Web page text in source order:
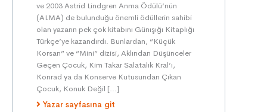
ve 2003 Astrid Lindgren Anma Ödülü’nün
(ALMA) de bulunduğu önemli ödüllerin sahibi
olan yazarın pek çok kitabını Günışığı Kitaplığı
Türkçe’ye kazandırdı. Bunlardan, “Küçük
Korsan” ve “Mini” dizisi, Aklından Düşünceler
Geçen Çocuk, Kim Takar Salatalık Kral’ı,
Konrad ya da Konserve Kutusundan Çıkan
Çocuk, Konuk Değil […]
Yazar sayfasına git